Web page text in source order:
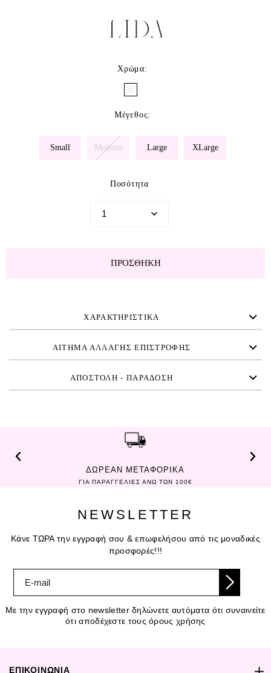
Χρώμα:
Μέγεθος:
Small Medium Large XLarge
Ποσότητα
ΠΡΟΣΘΉΚΗ
ΧΑΡΑΚΤΗΡΙΣΤΙΚΑ
ΑΙΤΗΜΑ ΑΛΛΑΓΗΣ ΕΠΙΣΤΡΟΦΗΣ
ΑΠΟΣΤΟΛΗ - ΠΑΡΑΔΟΣΗ
ΔΩΡΕΑΝ ΜΕΤΑΦΟΡΙΚΑ
ΓΙΑ ΠΑΡΑΓΓΕΛΙΕΣ ΑΝΩ ΤΩΝ 100€
NEWSLETTER
Κάνε ΤΩΡΑ την εγγραφή σου & επωφελήσου από τις μοναδικές
προσφορές!!!
Με την εγγραφή στο newsletter δηλώνετε αυτόματα ότι συναινείτε
ότι αποδέχεστε τους όρους χρήσης
ΕΠΙΚΟΙΝΩΝΙΑ